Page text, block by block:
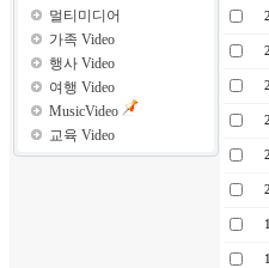
멀티미디어
가족 Video
행사 Video
여행 Video
MusicVideo
교육 Video